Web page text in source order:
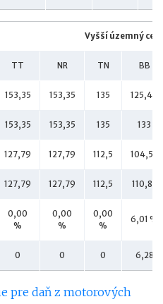
Vyšší územný
TT NR TN BB
153,35 153,35 135 125,46
153,35 153,35 135 133
127,79 127,79 112,5 104,55
127,79 127,79 112,5 110,83
0,00
%
0,00
%
0,00
%
6,01 %
0 0 0 6,28
pre daň z motorových